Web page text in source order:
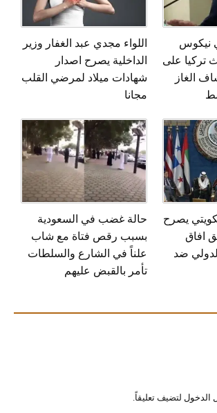
نيكوس
تركيا على
الغاز
اللواء مجدي عبد الغفار وزير
الداخلية يصرح اصدار
شهادات ميلاد لمرضي القلب
مجانا
يصرح
افاق
ضد
حالة غضب في السعودية
بسبب رقص فتاة مع شاب
علناً في الشارع والسلطات
تأمر بالقبض عليهم
الدخول لتضيف تعليقاً.